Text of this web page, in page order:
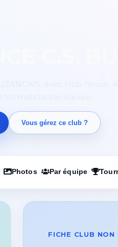
Vous gérez ce club ?
Photos Par équipe
FICHE CLUB NON